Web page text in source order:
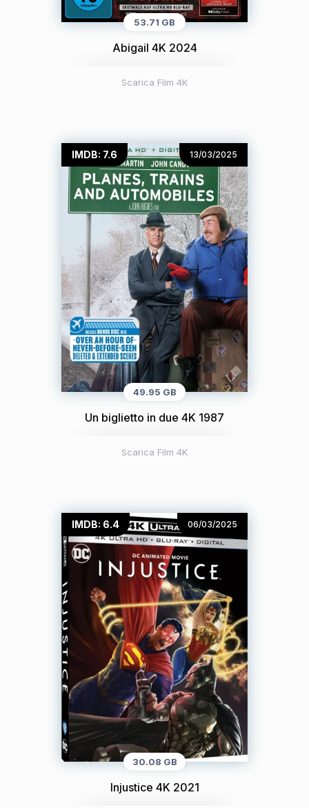
53.71 GB
Abigail 4K 2024
Scarica Film 4K
IMDB: 7.6 13/03/2025
49.95 GB
Un biglietto in due 4K 1987
Scarica Film 4K
IMDB: 6.4 06/03/2025
30.08 GB
Injustice 4K 2021